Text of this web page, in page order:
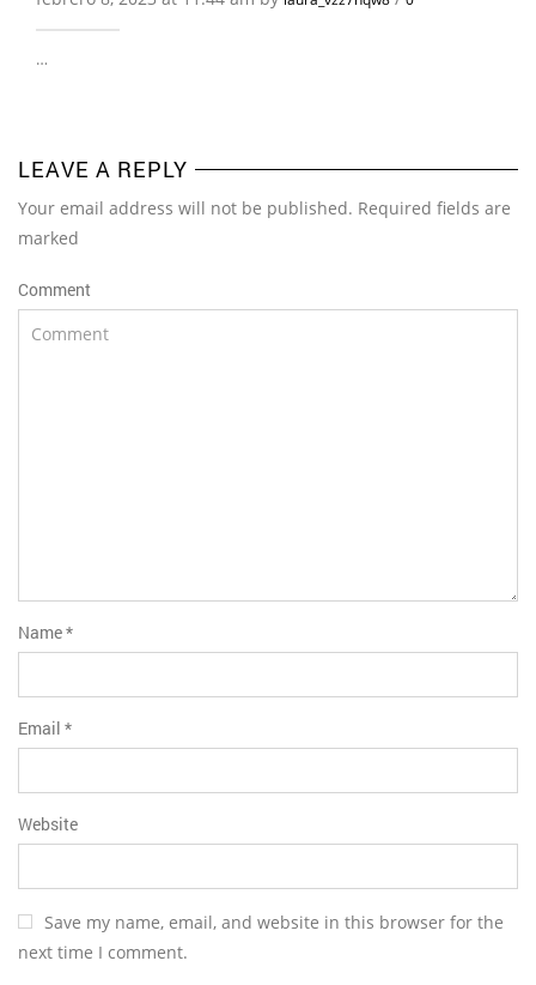
…
LEAVE A REPLY
Your email address will not be published. Required fields are
marked
Comment
Name*
Email *
Website
Save my name, email, and website in this browser for the
next time I comment.